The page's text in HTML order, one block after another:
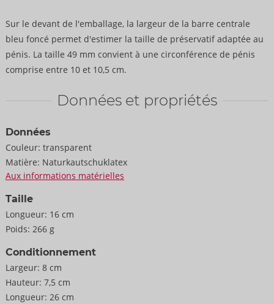
Sur le devant de l'emballage, la largeur de la barre centrale
bleu foncé permet d'estimer la taille de préservatif adaptée au
pénis. La taille 49 mm convient à une circonférence de pénis
comprise entre 10 et 10,5 cm.
Données et propriétés
Données
Couleur: transparent
Matière: Naturkautschuklatex
Aux informations matérielles
Taille
Longueur: 16 cm
Poids: 266 g
Conditionnement
Largeur: 8 cm
Hauteur: 7,5 cm
Longueur: 26 cm